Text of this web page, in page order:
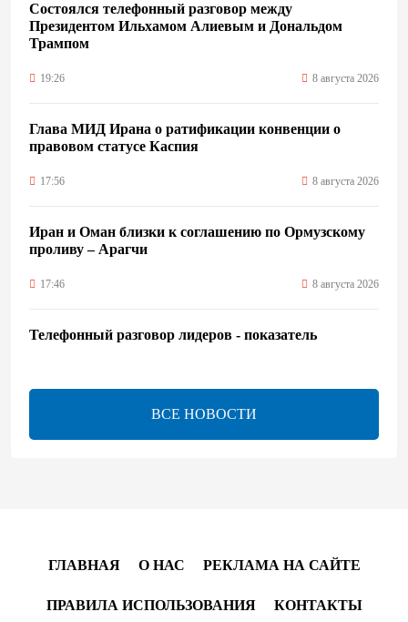
Состоялся телефонный разговор между
Президентом Ильхамом Алиевым и Дональдом
Трампом
19:26 8 августа 2026
Глава МИД Ирана о ратификации конвенции о
правовом статусе Каспия
17:56 8 августа 2026
Иран и Оман близки к соглашению по Ормузскому
проливу – Арагчи
17:46 8 августа 2026
Телефонный разговор лидеров - показатель
В минобороны Азербайджана прошло собрание
военных атташе в зарубежных странах (ФОТО)
14:34 8 августа 2026
ВСЕ НОВОСТИ
ГЛАВНАЯ О НАС РЕКЛАМА НА САЙТЕ
ПРАВИЛА ИСПОЛЬЗОВАНИЯ КОНТАКТЫ